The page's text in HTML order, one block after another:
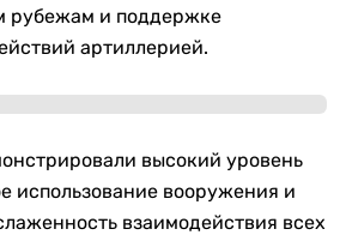
рубежам и поддержке
артиллерией.
высокий уровень
использование вооружения и
взаимодействия всех